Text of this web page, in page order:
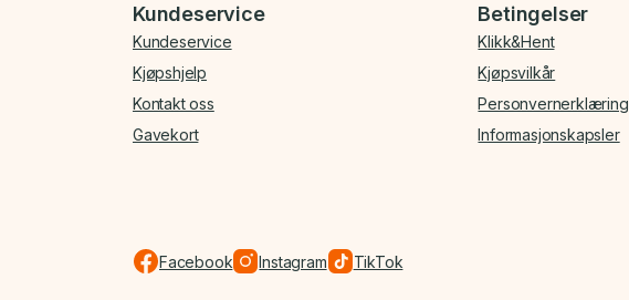
Bunnmeny
Kundeservice
Kundeservice
Kjøpshjelp
Kontakt oss
Gavekort
Betingelser
Klikk&Hent
Kjøpsvilkår
Personvernerklæring
Informasjonskapsler
Facebook Instagram TikTok